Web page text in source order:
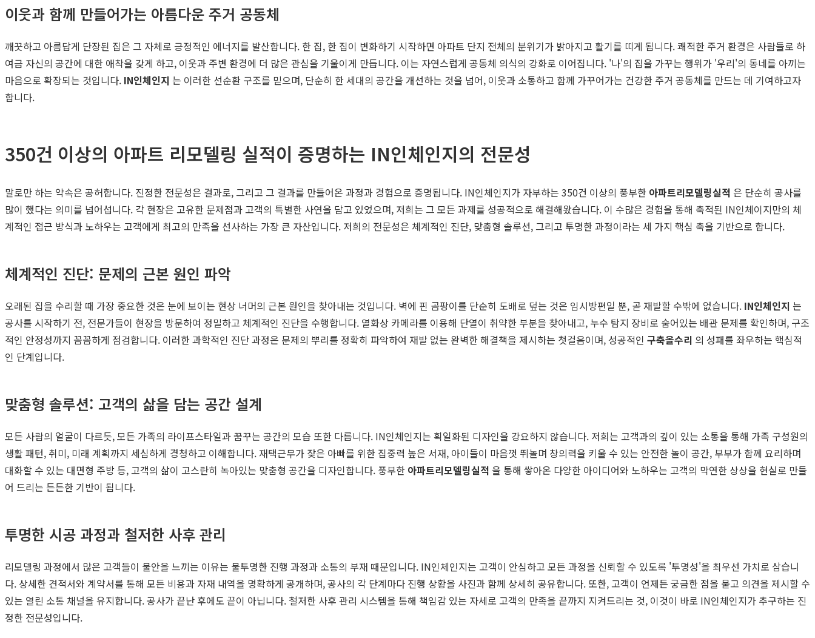
이웃과 함께 만들어가는 아름다운 주거 공동체
깨끗하고 아름답게 단장된 집은 그 자체로 긍정적인 에너지를 발산합니다. 한 집, 한 집이 변화하기 시작하면 아파트 단지 전체의 분위기가 밝아지고 활기를 띠게 됩니다. 쾌적한 주거 환경은 사람들로 하
여금 자신의 공간에 대한 애착을 갖게 하고, 이웃과 주변 환경에 더 많은 관심을 기울이게 만듭니다. 이는 자연스럽게 공동체 의식의 강화로 이어집니다. '나'의 집을 가꾸는 행위가 '우리'의 동네를 아끼는
마음으로 확장되는 것입니다. IN인체인지 는 이러한 선순환 구조를 믿으며, 단순히 한 세대의 공간을 개선하는 것을 넘어, 이웃과 소통하고 함께 가꾸어가는 건강한 주거 공동체를 만드는 데 기여하고자
합니다.
350건 이상의 아파트 리모델링 실적이 증명하는 IN인체인지의 전문성
말로만 하는 약속은 공허합니다. 진정한 전문성은 결과로, 그리고 그 결과를 만들어온 과정과 경험으로 증명됩니다. IN인체인지가 자부하는 350건 이상의 풍부한 아파트리모델링실적 은 단순히 공사를
많이 했다는 의미를 넘어섭니다. 각 현장은 고유한 문제점과 고객의 특별한 사연을 담고 있었으며, 저희는 그 모든 과제를 성공적으로 해결해왔습니다. 이 수많은 경험을 통해 축적된 IN인체이지만의 체
계적인 접근 방식과 노하우는 고객에게 최고의 만족을 선사하는 가장 큰 자산입니다. 저희의 전문성은 체계적인 진단, 맞춤형 솔루션, 그리고 투명한 과정이라는 세 가지 핵심 축을 기반으로 합니다.
체계적인 진단: 문제의 근본 원인 파악
오래된 집을 수리할 때 가장 중요한 것은 눈에 보이는 현상 너머의 근본 원인을 찾아내는 것입니다. 벽에 핀 곰팡이를 단순히 도배로 덮는 것은 임시방편일 뿐, 곧 재발할 수밖에 없습니다. IN인체인지 는
공사를 시작하기 전, 전문가들이 현장을 방문하여 정밀하고 체계적인 진단을 수행합니다. 열화상 카메라를 이용해 단열이 취약한 부분을 찾아내고, 누수 탐지 장비로 숨어있는 배관 문제를 확인하며, 구조
적인 안정성까지 꼼꼼하게 점검합니다. 이러한 과학적인 진단 과정은 문제의 뿌리를 정확히 파악하여 재발 없는 완벽한 해결책을 제시하는 첫걸음이며, 성공적인 구축올수리 의 성패를 좌우하는 핵심적
인 단계입니다.
맞춤형 솔루션: 고객의 삶을 담는 공간 설계
모든 사람의 얼굴이 다르듯, 모든 가족의 라이프스타일과 꿈꾸는 공간의 모습 또한 다릅니다. IN인체인지는 획일화된 디자인을 강요하지 않습니다. 저희는 고객과의 깊이 있는 소통을 통해 가족 구성원의
생활 패턴, 취미, 미래 계획까지 세심하게 경청하고 이해합니다. 재택근무가 잦은 아빠를 위한 집중력 높은 서재, 아이들이 마음껏 뛰놀며 창의력을 키울 수 있는 안전한 놀이 공간, 부부가 함께 요리하며
대화할 수 있는 대면형 주방 등, 고객의 삶이 고스란히 녹아있는 맞춤형 공간을 디자인합니다. 풍부한 아파트리모델링실적 을 통해 쌓아온 다양한 아이디어와 노하우는 고객의 막연한 상상을 현실로 만들
어 드리는 든든한 기반이 됩니다.
투명한 시공 과정과 철저한 사후 관리
리모델링 과정에서 많은 고객들이 불안을 느끼는 이유는 불투명한 진행 과정과 소통의 부재 때문입니다. IN인체인지는 고객이 안심하고 모든 과정을 신뢰할 수 있도록 '투명성'을 최우선 가치로 삼습니
다. 상세한 견적서와 계약서를 통해 모든 비용과 자재 내역을 명확하게 공개하며, 공사의 각 단계마다 진행 상황을 사진과 함께 상세히 공유합니다. 또한, 고객이 언제든 궁금한 점을 묻고 의견을 제시할 수
있는 열린 소통 채널을 유지합니다. 공사가 끝난 후에도 끝이 아닙니다. 철저한 사후 관리 시스템을 통해 책임감 있는 자세로 고객의 만족을 끝까지 지켜드리는 것, 이것이 바로 IN인체인지가 추구하는 진
정한 전문성입니다.